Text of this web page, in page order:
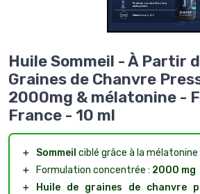
Huile Sommeil - À Partir
Graines de Chanvre
2000mg & mélatonine -
France - 10 ml
＋ Sommeil ciblé grâce à la mélatonine
＋
Formulation concentrée : 2000 mg
＋
Huile de graines de chanvre